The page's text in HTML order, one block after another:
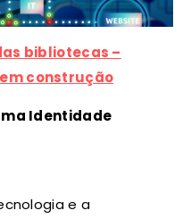
bibliotecas –
construção
Identidade
e a